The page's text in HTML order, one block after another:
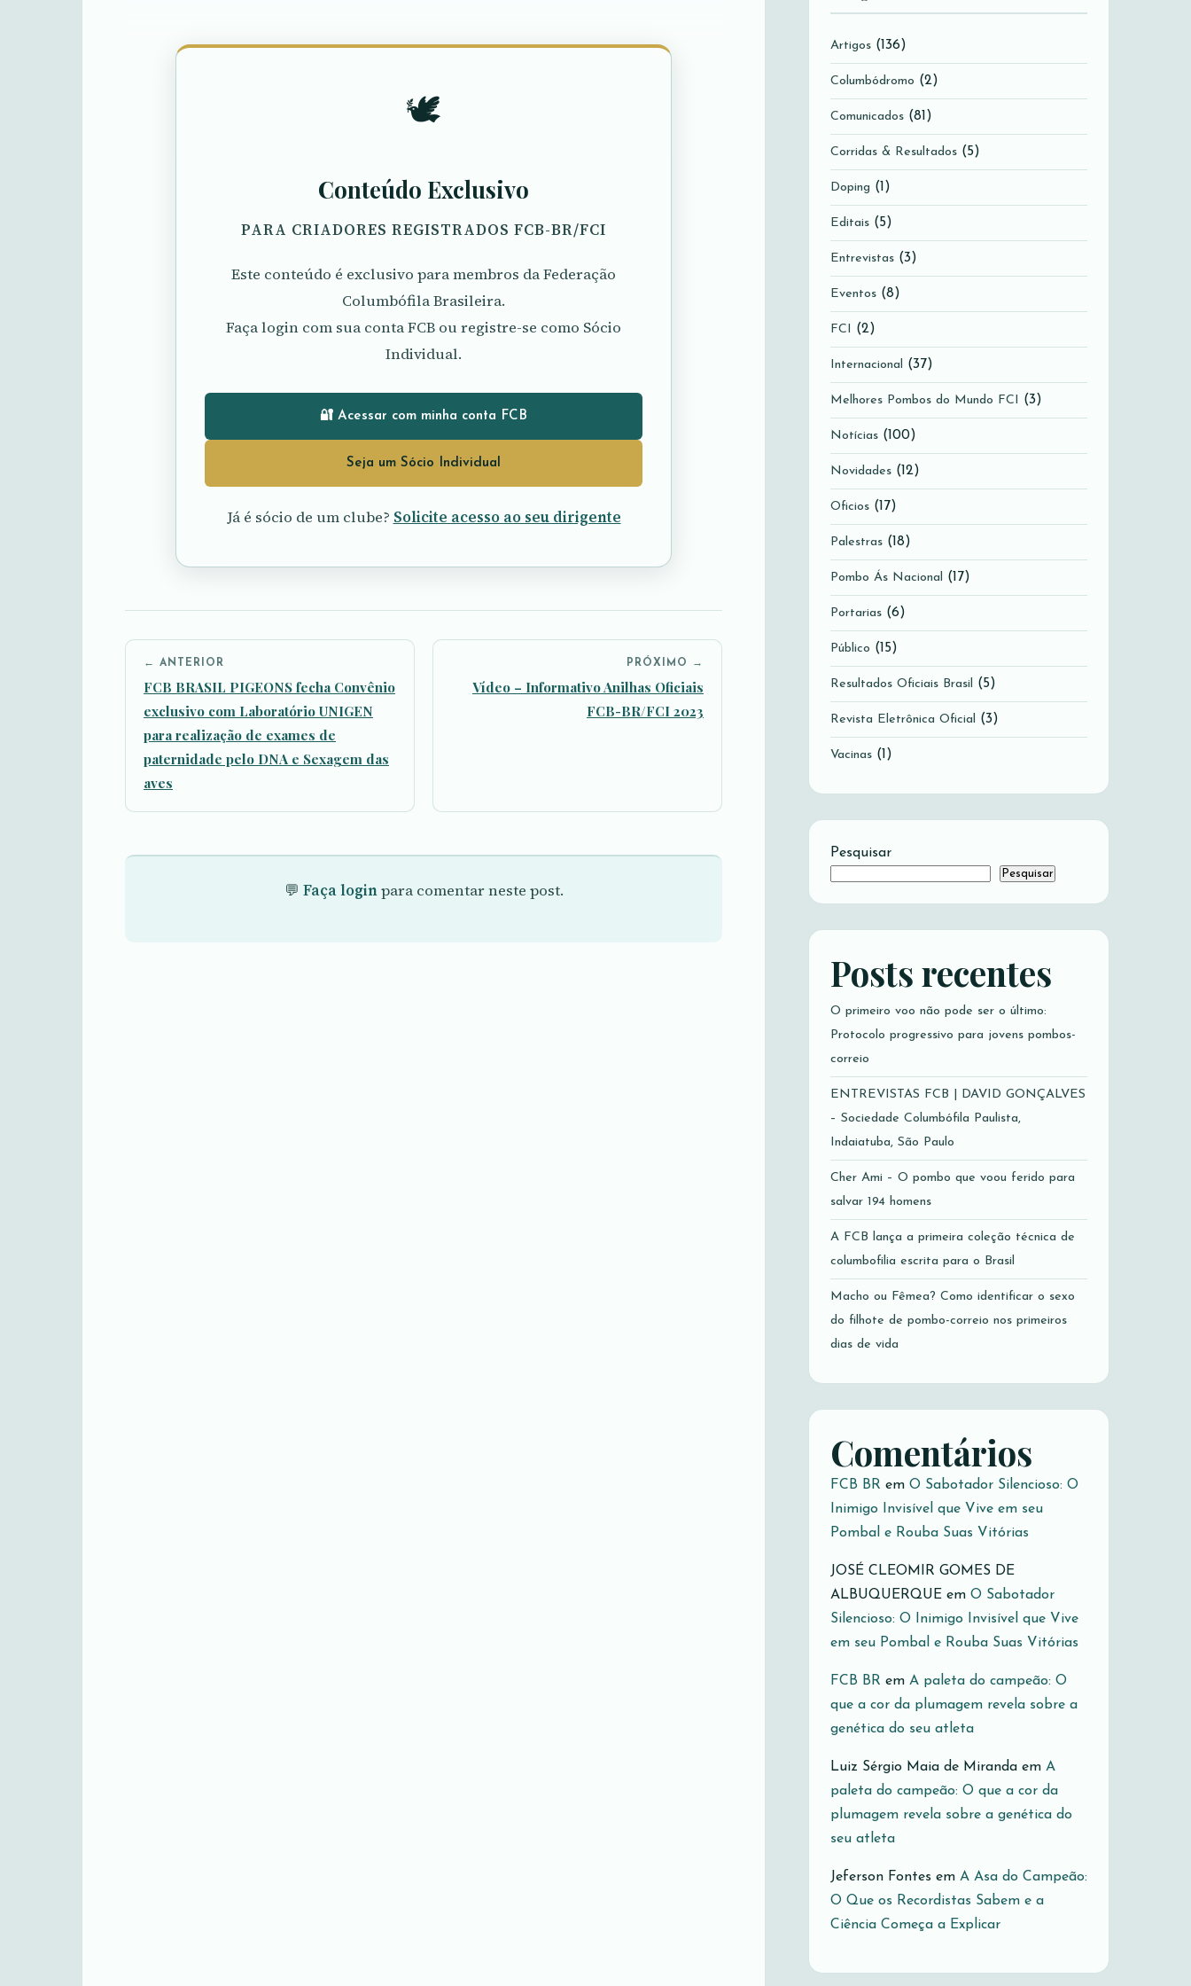
🕊️
Conteúdo Exclusivo
PARA CRIADORES REGISTRADOS FCB-BR/FCI
Este conteúdo é exclusivo para membros da Federação
Columbófila Brasileira.
Faça login com sua conta FCB ou registre-se como Sócio
Individual.
🔐 Acessar com minha conta FCB
Seja um Sócio Individual
Já é sócio de um clube? Solicite acesso ao seu dirigente
← ANTERIOR
FCB BRASIL PIGEONS fecha Convênio
exclusivo com Laboratório UNIGEN
para realização de exames de
paternidade pelo DNA e Sexagem das
aves
PRÓXIMO →
Vídeo – Informativo Anilhas Oficiais
FCB-BR/FCI 2023
💬 Faça loginpara comentar neste post.
Artigos (136)
Columbódromo (2)
Comunicados (81)
Corridas & Resultados (5)
Doping (1)
Editais (5)
Entrevistas (3)
Eventos (8)
FCI (2)
Internacional (37)
Melhores Pombos do Mundo FCI (3)
Notícias (100)
Novidades (12)
Oficios (17)
Palestras (18)
Pombo Ás Nacional (17)
Portarias (6)
Público (15)
Resultados Oficiais Brasil (5)
Revista Eletrônica Oficial (3)
Vacinas (1)
Pesquisar
Pesquisar
Posts recentes
O primeiro voo não pode ser o último:
Protocolo progressivo para jovens pombos-
correio
ENTREVISTAS FCB | DAVID GONÇALVES
– Sociedade Columbófila Paulista,
Indaiatuba, São Paulo
Cher Ami – O pombo que voou ferido para
salvar 194 homens
A FCB lança a primeira coleção técnica de
columbofilia escrita para o Brasil
Macho ou Fêmea? Como identificar o sexo
do filhote de pombo-correio nos primeiros
dias de vida
Comentários
FCB BR em O Sabotador Silencioso: O
Inimigo Invisível que Vive em seu
Pombal e Rouba Suas Vitórias
JOSÉ CLEOMIR GOMES DE
ALBUQUERQUE em O Sabotador
Silencioso: O Inimigo Invisível que Vive
em seu Pombal e Rouba Suas Vitórias
FCB BR em A paleta do campeão: O
que a cor da plumagem revela sobre a
genética do seu atleta
Luiz Sérgio Maia de Miranda em A
paleta do campeão: O que a cor da
plumagem revela sobre a genética do
seu atleta
Jeferson Fontes em A Asa do Campeão:
O Que os Recordistas Sabem e a
Ciência Começa a Explicar